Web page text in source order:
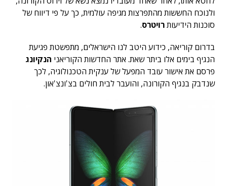
ולנוכח החששות מהתפרצות מגיפה עולמית, כך על פי דיווח של
סוכנות הידיעותרויטרס.
בדרום קוריאה, כידוע היטב לנו הישראלים, מתפשטת פגיעת
הנגיף בימים אלו ביתר שאת. אתר החדשות הקוריאני הנקיונג
פרסם את אישור עובד המפעל של ענקית הטכנולוגיה, לכך
שנדבק בנגיף הקורונה, והועבר לבית חולים בצ'ונצ'און.